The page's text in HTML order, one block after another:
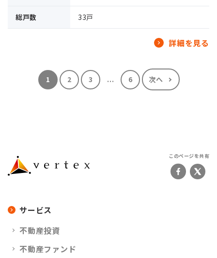
総戸数 33戸
詳細を見る
1 2 3 ... 6 次へ
このページを共有
サービス
不動産投資
不動産ファンド